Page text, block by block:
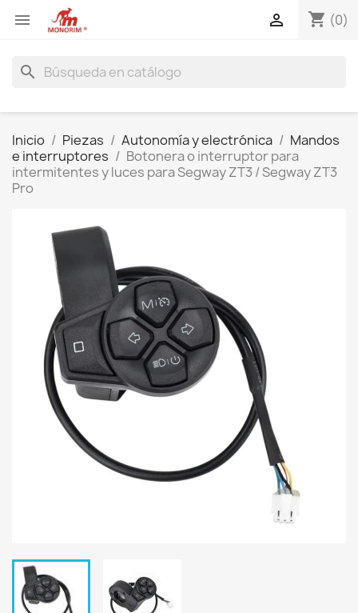
 shopping_cart (0)

search
Inicio Piezas Autonomía y electrónica
Mandos
e interruptores
Botonera o interruptor para
intermitentes y luces para Segway ZT3 / Segway ZT3
Pro